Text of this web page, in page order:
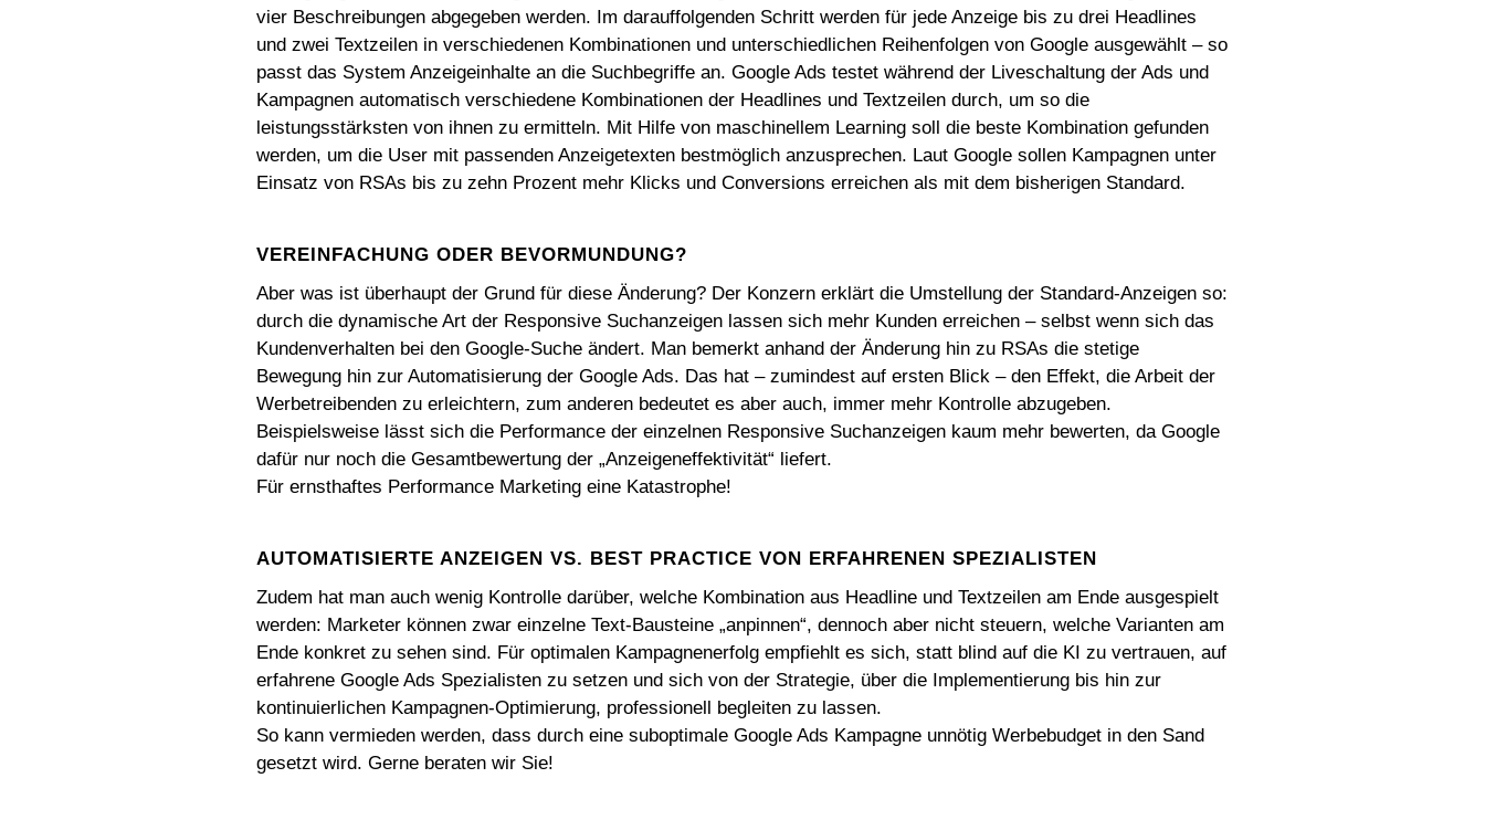
vier Beschreibungen abgegeben werden. Im darauffolgenden Schritt werden für jede Anzeige bis zu drei Headlines
und zwei Textzeilen in verschiedenen Kombinationen und unterschiedlichen Reihenfolgen von Google ausgewählt – so
passt das System Anzeigeinhalte an die Suchbegriffe an. Google Ads testet während der Liveschaltung der Ads und
Kampagnen automatisch verschiedene Kombinationen der Headlines und Textzeilen durch, um so die
leistungsstärksten von ihnen zu ermitteln. Mit Hilfe von maschinellem Learning soll die beste Kombination gefunden
werden, um die User mit passenden Anzeigetexten bestmöglich anzusprechen. Laut Google sollen Kampagnen unter
Einsatz von RSAs bis zu zehn Prozent mehr Klicks und Conversions erreichen als mit dem bisherigen Standard.
VEREINFACHUNG ODER BEVORMUNDUNG?
Aber was ist überhaupt der Grund für diese Änderung? Der Konzern erklärt die Umstellung der Standard-Anzeigen so:
durch die dynamische Art der Responsive Suchanzeigen lassen sich mehr Kunden erreichen – selbst wenn sich das
Kundenverhalten bei den Google-Suche ändert. Man bemerkt anhand der Änderung hin zu RSAs die stetige
Bewegung hin zur Automatisierung der Google Ads. Das hat – zumindest auf ersten Blick – den Effekt, die Arbeit der
Werbetreibenden zu erleichtern, zum anderen bedeutet es aber auch, immer mehr Kontrolle abzugeben.
Beispielsweise lässt sich die Performance der einzelnen Responsive Suchanzeigen kaum mehr bewerten, da Google
dafür nur noch die Gesamtbewertung der „Anzeigeneffektivität“ liefert.
Für ernsthaftes Performance Marketing eine Katastrophe!
AUTOMATISIERTE ANZEIGEN VS. BEST PRACTICE VON ERFAHRENEN SPEZIALISTEN
Zudem hat man auch wenig Kontrolle darüber, welche Kombination aus Headline und Textzeilen am Ende ausgespielt
werden: Marketer können zwar einzelne Text-Bausteine „anpinnen“, dennoch aber nicht steuern, welche Varianten am
Ende konkret zu sehen sind. Für optimalen Kampagnenerfolg empfiehlt es sich, statt blind auf die KI zu vertrauen, auf
erfahrene Google Ads Spezialisten zu setzen und sich von der Strategie, über die Implementierung bis hin zur
kontinuierlichen Kampagnen-Optimierung, professionell begleiten zu lassen.
So kann vermieden werden, dass durch eine suboptimale Google Ads Kampagne unnötig Werbebudget in den Sand
gesetzt wird. Gerne beraten wir Sie!